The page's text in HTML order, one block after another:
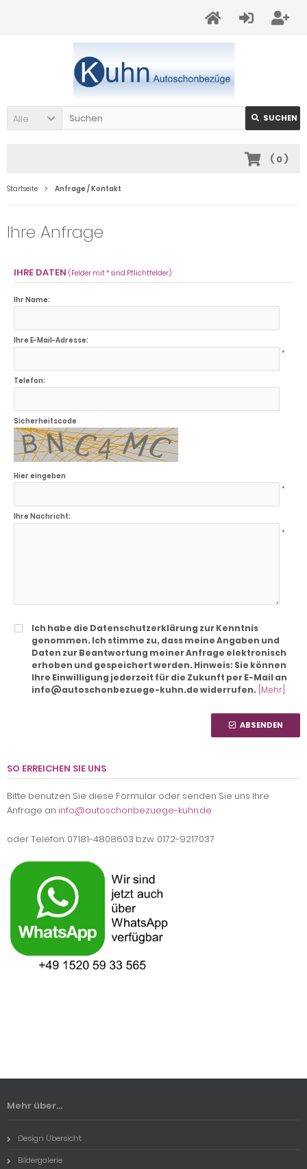
Alle SUCHEN
( 0)
Startseite Anfrage / Kontakt
Ihre Anfrage
IHRE DATEN (Felder mit * sind Pflichtfelder.)
Ihr Name:
Ihre E-Mail-Adresse:
*
Telefon:
Sicherheitscode
Hier eingeben
*
Ihre Nachricht:
*
Ich habe die Datenschutzerklärung zur Kenntnis
genommen. Ich stimme zu, dass meine Angaben und
Daten zur Beantwortung meiner Anfrage elektronisch
erhoben und gespeichert werden. Hinweis: Sie können
Ihre Einwilligung jederzeit für die Zukunft per E-Mail an
info@autoschonbezuege-kuhn.de widerrufen. [Mehr]
ABSENDEN
SO ERREICHEN SIE UNS
Bitte benutzen Sie diese Formular oder senden Sie uns Ihre
Anfrage an info@autoschonbezuege-kuhn.de
oder Telefon: 07181-4808603 bzw. 0172-9217037
Mehr über...
Design Übersicht
Bildergalerie